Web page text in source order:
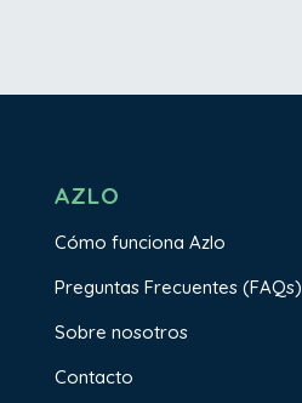
AZLO
Cómo funciona Azlo
Preguntas Frecuentes (FAQs)
Sobre nosotros
Contacto